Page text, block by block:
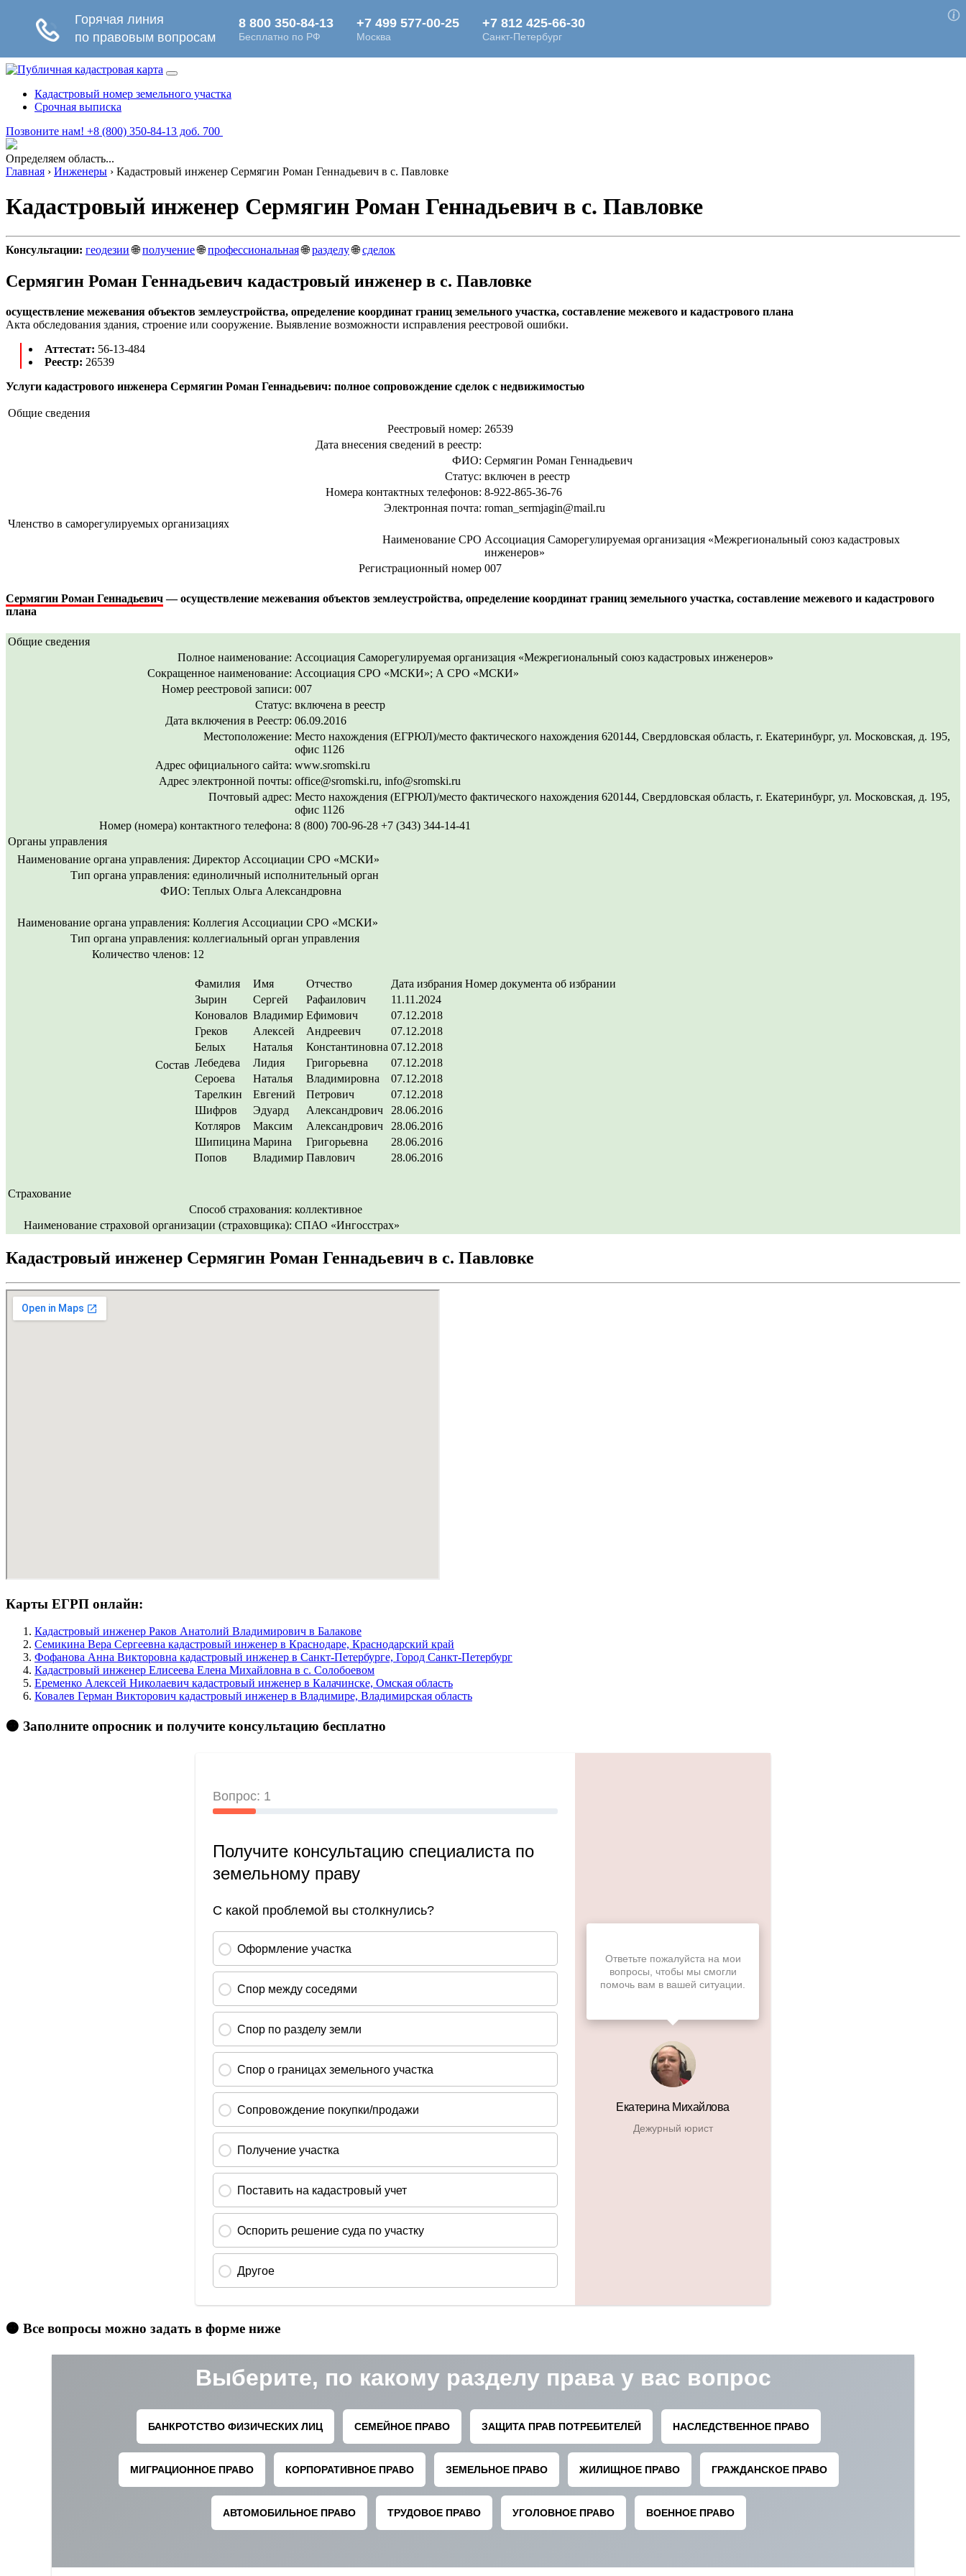
Кадастровый номер земельного участка
Срочная выписка
Позвоните нам! +8 (800) 350-84-13 доб. 700
Определяем область...
Главная › Инженеры › Кадастровый инженер Сермягин Роман Геннадьевич в c. Павловке
Кадастровый инженер Сермягин Роман Геннадьевич в c. Павловке
Консультации: геодезии🌐получение🌐профессиональная🌐разделу🌐сделок
Сермягин Роман Геннадьевич кадастровый инженер в c. Павловке
осуществление межевания объектов землеустройства, определение координат границ земельного участка, составление межевого и кадастрового плана
Акта обследования здания, строение или сооружение. Выявление возможности исправления реестровой ошибки.
Аттестат: 56-13-484
Реестр: 26539
Услуги кадастрового инженера Сермягин Роман Геннадьевич: полное сопровождение сделок с недвижимостью
Общие сведения
Реестровый номер: 26539
Дата внесения сведений в реестр:
ФИО: Сермягин Роман Геннадьевич
Статус: включен в реестр
Номера контактных телефонов: 8-922-865-36-76
Электронная почта: roman_sermjagin@mail.ru
Членство в саморегулируемых организациях
Наименование СРО Ассоциация Саморегулируемая организация «Межрегиональный союз кадастровых
инженеров»
Регистрационный номер 007
Сермягин Роман Геннадьевич— осуществление межевания объектов землеустройства, определение координат границ земельного участка, составление межевого и кадастрового
плана
Общие сведения
Полное наименование: Ассоциация Саморегулируемая организация «Межрегиональный союз кадастровых инженеров»
Сокращенное наименование: Ассоциация СРО «МСКИ»; А СРО «МСКИ»
Номер реестровой записи: 007
Статус: включена в реестр
Дата включения в Реестр: 06.09.2016
Местоположение: Место нахождения (ЕГРЮЛ)/место фактического нахождения 620144, Свердловская область, г. Екатеринбург, ул. Московская, д. 195,
офис 1126
Адрес официального сайта: www.sromski.ru
Адрес электронной почты: office@sromski.ru, info@sromski.ru
Почтовый адрес: Место нахождения (ЕГРЮЛ)/место фактического нахождения 620144, Свердловская область, г. Екатеринбург, ул. Московская, д. 195,
офис 1126
Номер (номера) контактного телефона: 8 (800) 700-96-28 +7 (343) 344-14-41
Органы управления
Наименование органа управления: Директор Ассоциации СРО «МСКИ»
Тип органа управления: единоличный исполнительный орган
ФИО: Теплых Ольга Александровна
Наименование органа управления: Коллегия Ассоциации СРО «МСКИ»
Тип органа управления: коллегиальный орган управления
Количество членов: 12
Состав
Фамилия Имя Отчество Дата избрания Номер документа об избрании
Зырин
Сергей Рафаилович
11.11.2024
Коновалов Владимир Ефимович
07.12.2018
Греков
Алексей Андреевич
07.12.2018
Белых
Наталья Константиновна 07.12.2018
Лебедева
Лидия Григорьевна
07.12.2018
Сероева
Наталья Владимировна
07.12.2018
Тарелкин
Евгений Петрович
07.12.2018
Шифров
Эдуард Александрович
28.06.2016
Котляров
Максим Александрович
28.06.2016
Шипицина Марина Григорьевна
28.06.2016
Попов
Владимир Павлович 28.06.2016
Страхование
Способ страхования: коллективное
Наименование страховой организации (страховщика): СПАО «Ингосстрах»
Кадастровый инженер Сермягин Роман Геннадьевич в c. Павловке
Карты ЕГРП онлайн:
Кадастровый инженер Раков Анатолий Владимирович в Балакове
Семикина Вера Сергеевна кадастровый инженер в Краснодаре, Краснодарский край
Фофанова Анна Викторовна кадастровый инженер в Санкт-Петербурге, Город Санкт-Петербург
Кадастровый инженер Елисеева Елена Михайловна в c. Солобоевом
Еременко Алексей Николаевич кадастровый инженер в Калачинске, Омская область
Ковалев Герман Викторович кадастровый инженер в Владимире, Владимирская область
🟠 Заполните опросник и получите консультацию бесплатно
🟠 Все вопросы можно задать в форме ниже